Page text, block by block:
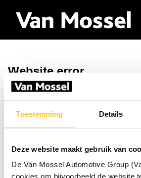
Toestemming Details
Deze website maakt gebruik van
De Van Mossel Automotive Group
cookies om bijvoorbeeld de website
Website error